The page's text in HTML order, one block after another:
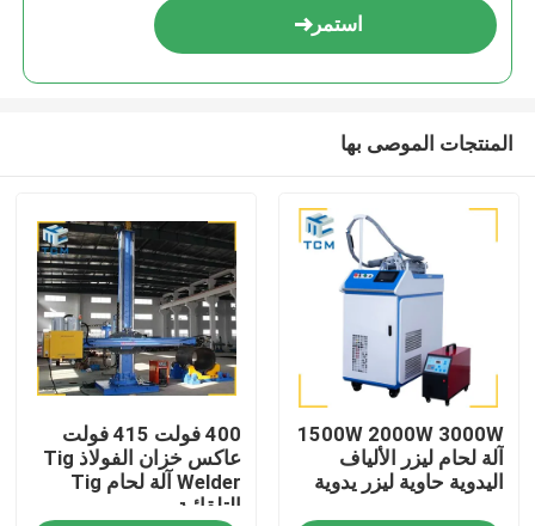
استمر
المنتجات الموصى بها
1500W 2000W 3000W
آلة لحام ليزر الألياف
اليدوية حاوية ليزر يدوية
400 فولت 415 فولت
عاكس خزان الفولاذ Tig
Welder آلة لحام Tig
التلقائية